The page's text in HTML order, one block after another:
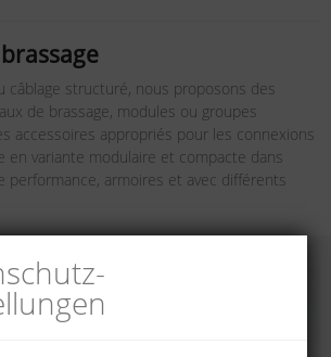
câblage structuré, nous proposons des
de brassage, modules ou groupes
accessoires appropriés pour les connexions
en variante modulaire et compacte dans
performance, armoires et avec différents